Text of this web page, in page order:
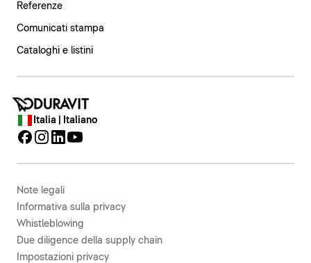
Referenze
Comunicati stampa
Cataloghi e listini
Italia | Italiano
Note legali
Informativa sulla privacy
Whistleblowing
Due diligence della supply chain
Impostazioni privacy